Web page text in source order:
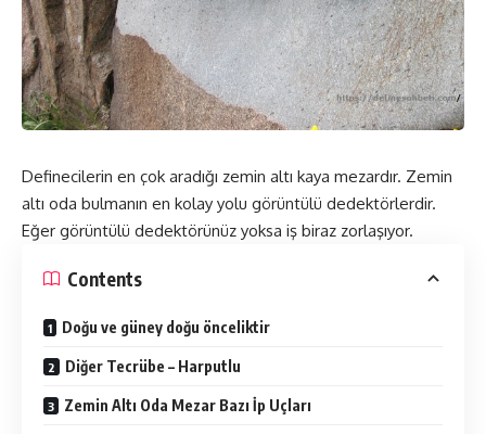
Definecilerin en çok aradığı zemin altı kaya mezardır. Zemin
altı oda bulmanın en kolay yolu görüntülü dedektörlerdir.
Eğer görüntülü dedektörünüz yoksa iş biraz zorlaşıyor.
Contents
Doğu ve güney doğu önceliktir
Diğer Tecrübe – Harputlu
Zemin Altı Oda Mezar Bazı İp Uçları